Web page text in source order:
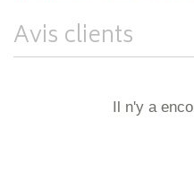
Avis clients
Il n'y a